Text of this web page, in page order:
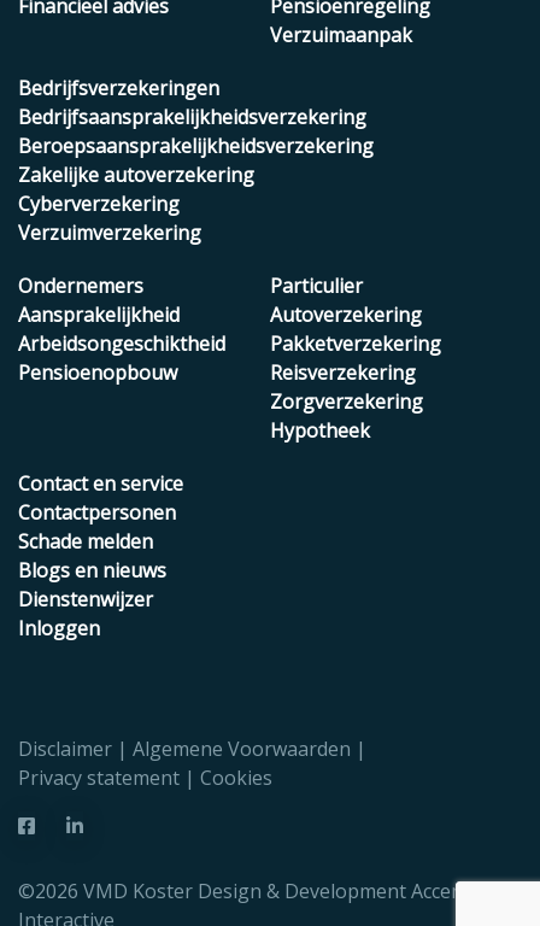
Financieel advies
Pensioenregeling
Verzuimaanpak
Bedrijfsverzekeringen
Bedrijfsaansprakelijkheidsverzekering
Beroepsaansprakelijkheidsverzekering
Zakelijke autoverzekering
Cyberverzekering
Verzuimverzekering
Ondernemers
Aansprakelijkheid
Arbeidsongeschiktheid
Pensioenopbouw
Particulier
Autoverzekering
Pakketverzekering
Reisverzekering
Zorgverzekering
Hypotheek
Contact en service
Contactpersonen
Schade melden
Blogs en nieuws
Dienstenwijzer
Inloggen
©2026 VMD Koster Design & DevelopmentAccent
Interactive
Disclaimer
Algemene Voorwaarden
Privacy statement
Cookies